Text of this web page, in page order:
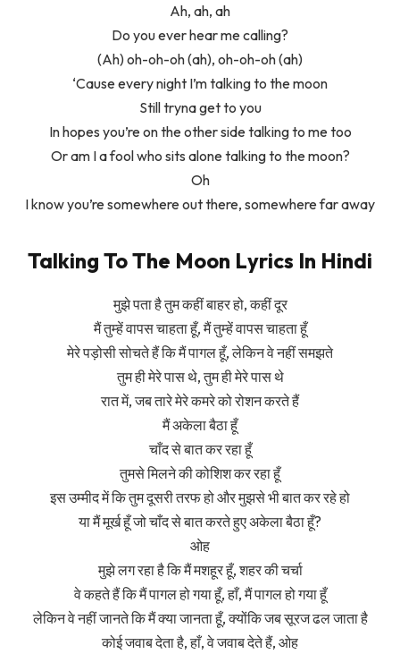
Ah, ah, ah
Do you ever hear me calling?
(Ah) oh-oh-oh (ah), oh-oh-oh (ah)
‘Cause every night I’m talking to the moon
Still tryna get to you
In hopes you’re on the other side talking to me too
Or am I a fool who sits alone talking to the moon?
Oh
I know you’re somewhere out there, somewhere far away
Talking To The Moon Lyrics In Hindi
मुझे पता है तुम कहीं बाहर हो, कहीं दूर
मैं तुम्हें वापस चाहता हूँ, मैं तुम्हें वापस चाहता हूँ
मेरे पड़ोसी सोचते हैं कि मैं पागल हूँ, लेकिन वे नहीं समझते
तुम ही मेरे पास थे, तुम ही मेरे पास थे
रात में, जब तारे मेरे कमरे को रोशन करते हैं
मैं अकेला बैठा हूँ
चाँद से बात कर रहा हूँ
तुमसे मिलने की कोशिश कर रहा हूँ
इस उम्मीद में कि तुम दूसरी तरफ हो और मुझसे भी बात कर रहे हो
या मैं मूर्ख हूँ जो चाँद से बात करते हुए अकेला बैठा हूँ?
ओह
मुझे लग रहा है कि मैं मशहूर हूँ, शहर की चर्चा
वे कहते हैं कि मैं पागल हो गया हूँ, हाँ, मैं पागल हो गया हूँ
लेकिन वे नहीं जानते कि मैं क्या जानता हूँ, क्योंकि जब सूरज ढल जाता है
कोई जवाब देता है, हाँ, वे जवाब देते हैं, ओह